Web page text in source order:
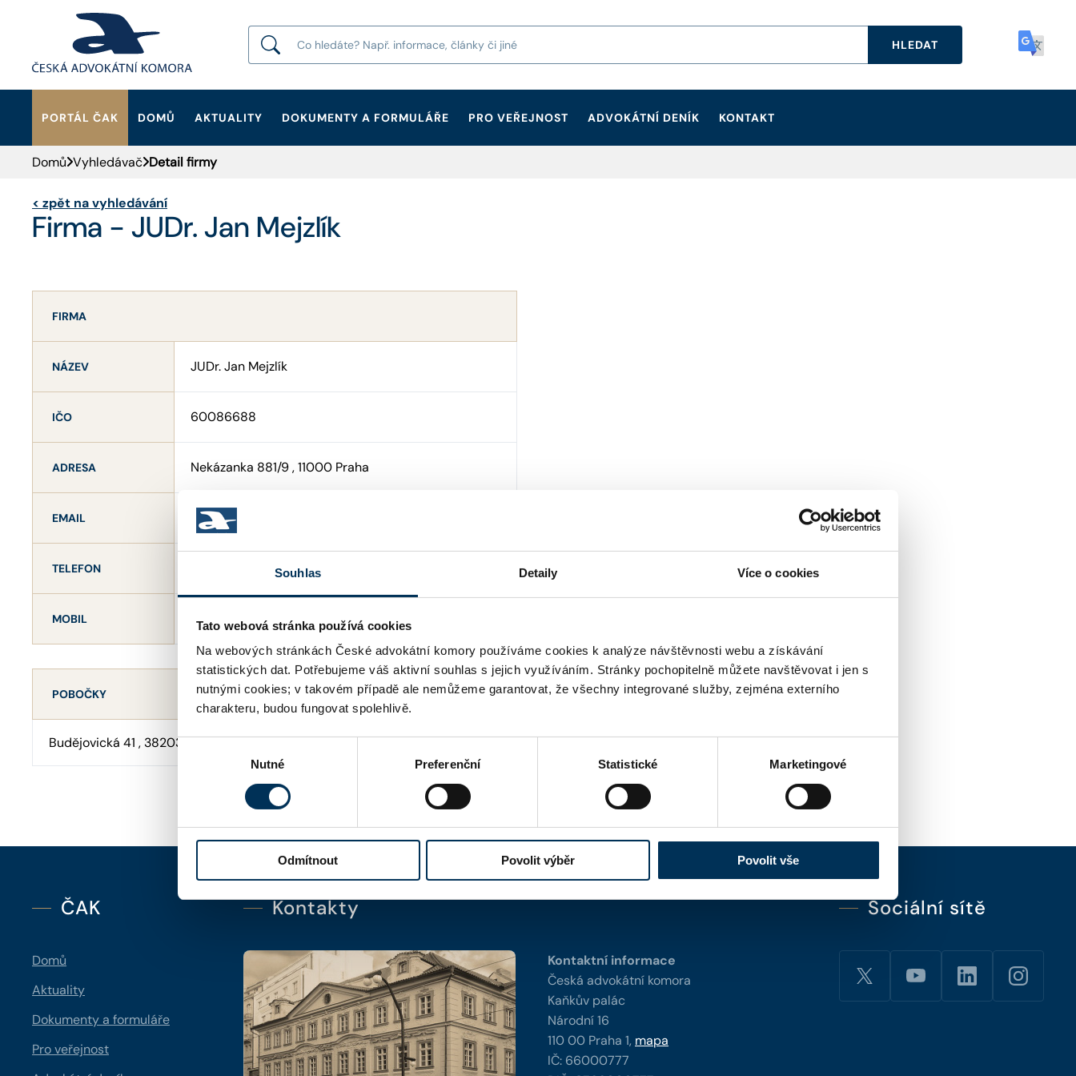
Souhlas Detaily Více o cookies
Tato webová stránka používá cookies
Na webových stránkách České advokátní komory používáme cookies k analýze návštěvnosti webu a získávání
statistických dat. Potřebujeme váš aktivní souhlas s jejich využíváním. Stránky pochopitelně můžete navštěvovat i jen s
nutnými cookies; v takovém případě ale nemůžeme garantovat, že všechny integrované služby, zejména externího
charakteru, budou fungovat spolehlivě.
Výběr
Nutné Preferenční Statistické Marketingové
Odmítnout Povolit výběr Povolit vše
HLEDAT
PORTÁL ČAK DOMŮ AKTUALITY DOKUMENTY A FORMULÁŘE PRO VEŘEJNOST ADVOKÁTNÍ DENÍK
KONTAKT
HLEDAT
Domů Vyhledávač Detail firmy
< zpět na vyhledávání
Firma - JUDr. Jan Mejzlík
FIRMA
NÁZEV JUDr. Jan Mejzlík
IČO 60086688
ADRESA Nekázanka 881/9 , 11000 Praha
EMAIL janmejzlik@volny.cz
TELEFON +420224819075
MOBIL 777 315 092
POBOČKY
Budějovická 41 , 38203 Křemže
ČAK
Domů
Aktuality
Dokumenty a formuláře
Pro veřejnost
Kontakty
Kontaktní informace
Česká advokátní komora
Kaňkův palác
Národní 16
110 00 Praha 1, mapa
IČ: 66000777
Sociální sítě